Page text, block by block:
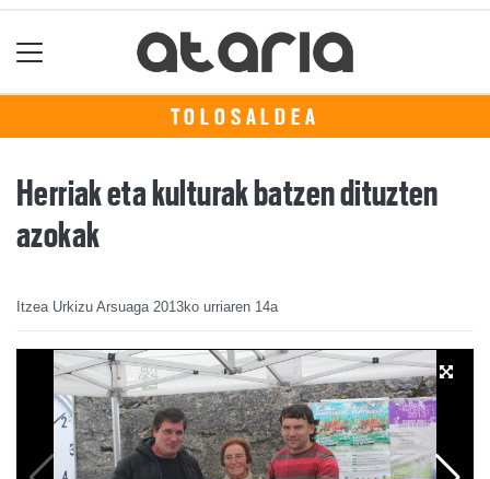
TOLOSALDEA
Herriak eta kulturak batzen dituzten
azokak
Itzea Urkizu Arsuaga 2013ko urriaren 14a